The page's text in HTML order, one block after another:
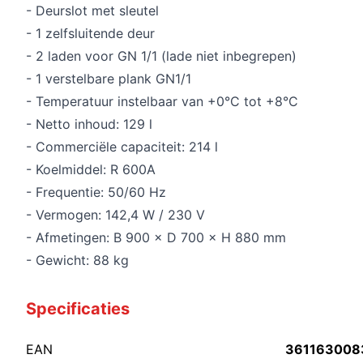
- Deurslot met sleutel
- 1 zelfsluitende deur
- 2 laden voor GN 1/1 (lade niet inbegrepen)
- 1 verstelbare plank GN1/1
- Temperatuur instelbaar van +0°C tot +8°C
- Netto inhoud: 129 l
- Commerciële capaciteit: 214 l
- Koelmiddel: R 600A
- Frequentie: 50/60 Hz
- Vermogen: 142,4 W / 230 V
- Afmetingen: B 900 × D 700 × H 880 mm
- Gewicht: 88 kg
Specificaties
EAN